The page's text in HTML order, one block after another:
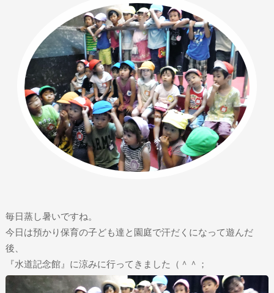
毎日蒸し暑いですね。
今日は預かり保育の子ども達と園庭で汗だくになって遊んだ
後、
『水道記念館』に涼みに行ってきました（＾＾；